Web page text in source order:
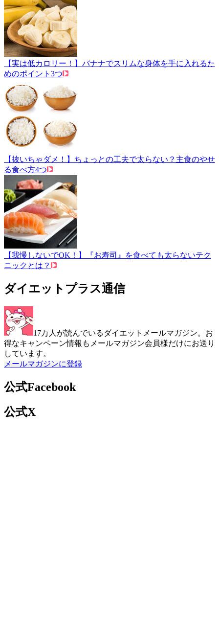
【実は低カロリー！】バナナでスリムな身体を手に入れるた
めのポイント3つ
【抜いちゃダメ！】ちょっとの工夫で太らない？主食のやせ
る食べ方4つ
【我慢しないでOK！】『お寿司』を食べても太らないテク
ニックとは？
ダイエットプラス通信
17万人が読んでいるダイエットメールマガジン。お
得なキャンペーン情報もメールマガジン会員様だけにお送り
しています。
メールマガジンに登録
公式Facebook
公式X